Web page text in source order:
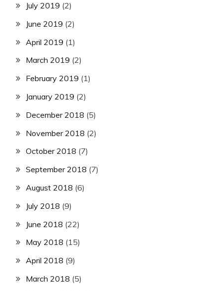
July 2019 (2)
June 2019 (2)
April 2019 (1)
March 2019 (2)
February 2019 (1)
January 2019 (2)
December 2018 (5)
November 2018 (2)
October 2018 (7)
September 2018 (7)
August 2018 (6)
July 2018 (9)
June 2018 (22)
May 2018 (15)
April 2018 (9)
March 2018 (5)